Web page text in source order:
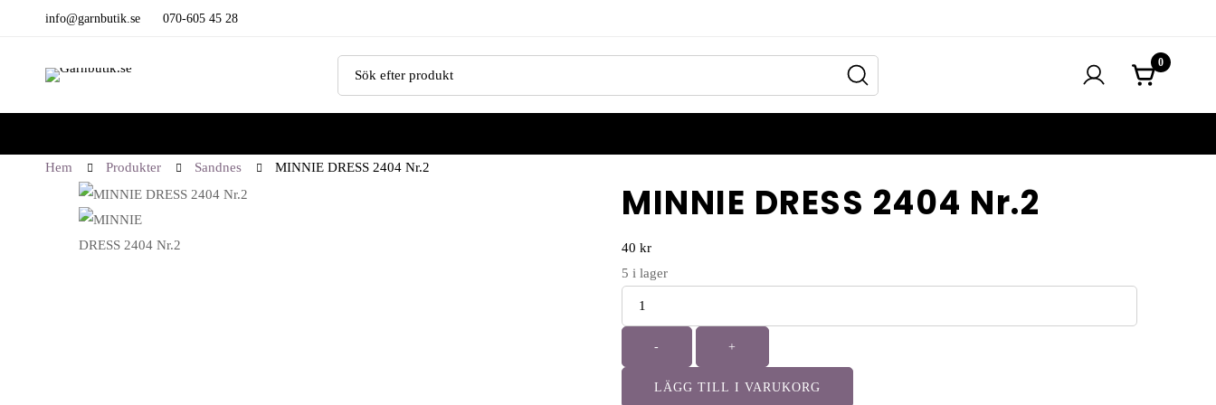
info@garnbutik.se 070-605 45 28
0
Hem Produkter Sandnes MINNIE DRESS 2404 Nr.2
MINNIE DRESS 2404 Nr.2
40 kr
5 i lager
- +
LÄGG TILL I VARUKORG